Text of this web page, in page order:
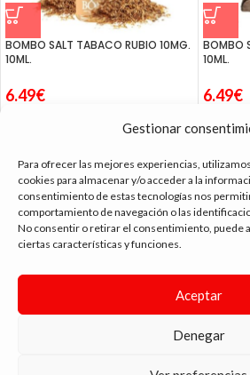
Gestionar
Para ofrecer las mejores experiencias,
cookies para almacenar y/o acceder a la
consentimiento de estas tecnologías nos
comportamiento de navegación o las
No consentir o retirar el consentimiento, puede
ciertas características y funciones.
Aceptar
Denegar
BOMBO SALT TABACO RUBIO 10MG.
10ML.
6.49€
BOMBO
10ML.
6.49€
tienda vapeo málaga